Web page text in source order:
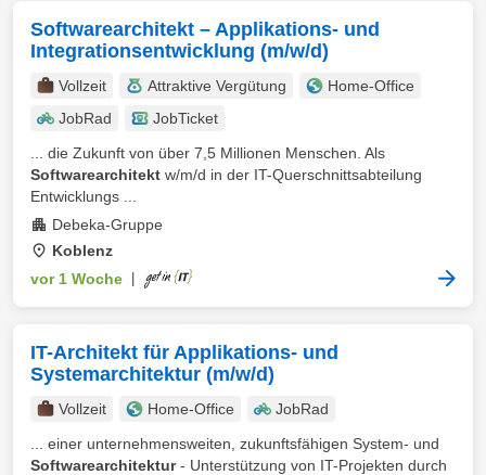
Softwarearchitekt – Applikations- und
Integrationsentwicklung (m/w/d)
Vollzeit Attraktive Vergütung
Home-Office
JobRad
JobTicket
... die Zukunft von über 7,5 Millionen Menschen. Als
Softwarearchitekt w/m/d in der IT-Querschnittsabteilung
Entwicklungs ...
Debeka-Gruppe
Koblenz
vor 1 Woche
IT-Architekt für Applikations- und
Systemarchitektur (m/w/d)
Vollzeit Home-Office
JobRad
... einer unternehmensweiten, zukunftsfähigen System- und
Softwarearchitektur- Unterstützung von IT-Projekten durch